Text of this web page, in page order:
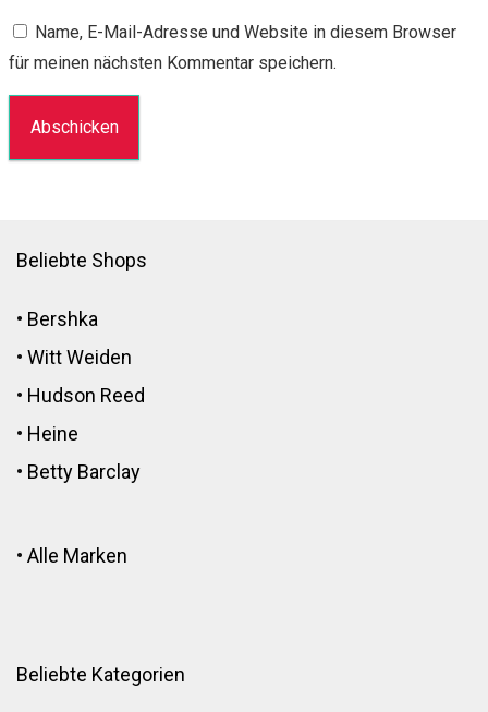
Name, E-Mail-Adresse und Website in diesem Browser
für meinen nächsten Kommentar speichern.
Beliebte Shops
• Bershka
• Witt Weiden
• Hudson Reed
• Heine
• Betty Barclay
• Alle Marken
Beliebte Kategorien